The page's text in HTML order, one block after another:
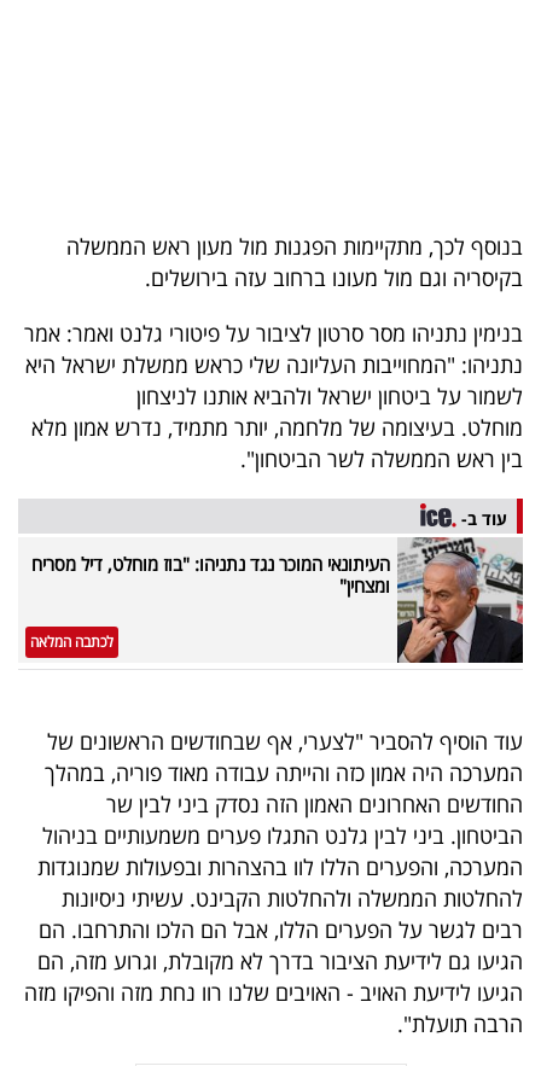
5
המילון
הכלכלי
פודקאסט
40
UNDER
40
שיתופי
דרושים
ניוזלטרים
מייל
אדום
בנוסף לכך, מתקיימות הפגנות מול מעון ראש הממשלה
בקיסריה וגם מול מעונו ברחוב עזה בירושלים.
בנימין נתניהו מסר סרטון לציבור על פיטורי גלנט ואמר: אמר
נתניהו: "המחוייבות העליונה שלי כראש ממשלת ישראל היא
לשמור על ביטחון ישראל ולהביא אותנו לניצחון
מוחלט. בעיצומה של מלחמה, יותר מתמיד, נדרש אמון מלא
בין ראש הממשלה לשר הביטחון".
עוד ב-
העיתונאי המוכר נגד נתניהו: "בוז מוחלט, דיל מסריח
ומצחין"
לכתבה המלאה
עוד הוסיף להסביר "לצערי, אף שבחודשים הראשונים של
המערכה היה אמון כזה והייתה עבודה מאוד פוריה, במהלך
החודשים האחרונים האמון הזה נסדק ביני לבין שר
הביטחון. ביני לבין גלנט התגלו פערים משמעותיים בניהול
המערכה, והפערים הללו לוו בהצהרות ובפעולות שמנוגדות
להחלטות הממשלה ולהחלטות הקבינט. עשיתי ניסיונות
רבים לגשר על הפערים הללו, אבל הם הלכו והתרחבו. הם
הגיעו גם לידיעת הציבור בדרך לא מקובלת, וגרוע מזה, הם
הגיעו לידיעת האויב - האויבים שלנו רוו נחת מזה והפיקו מזה
הרבה תועלת".